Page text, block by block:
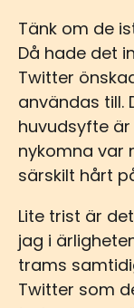
Tänk om de
Då hade det
Twitter
användas till.
huvudsyfte
nykomna var
särskilt hårt
Lite trist är
jag i
trams
Twitter som